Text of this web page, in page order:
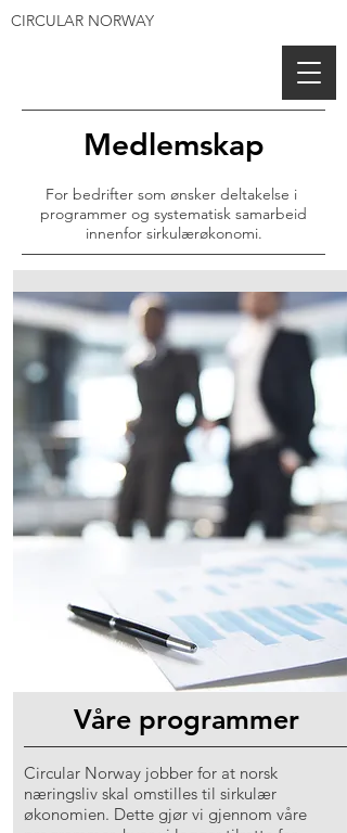
CIRCULAR NORWAY
Medlemskap
For bedrifter som ønsker deltakelse i
programmer og systematisk samarbeid
innenfor sirkulærøkonomi.
Våre programmer
Circular Norway jobber for at norsk
næringsliv skal omstilles til sirkulær
økonomien. Dette gjør vi gjennom våre